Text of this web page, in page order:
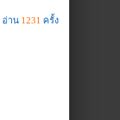
อ่าน 1231 ครั้ง